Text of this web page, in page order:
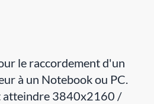
le raccordement d'un
à un Notebook ou PC.
atteindre 3840x2160 /